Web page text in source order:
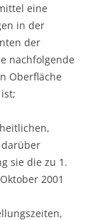
eine
in der
der
nachfolgende
Oberfläche
darüber
sie die zu 1.
2001